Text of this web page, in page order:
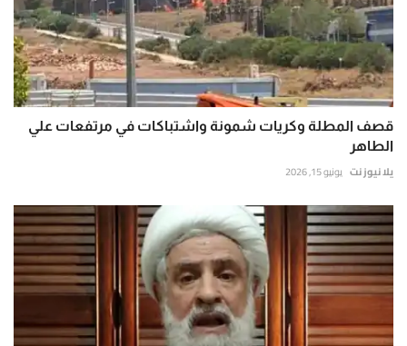
قصف المطلة وكريات شمونة واشتباكات في مرتفعات علي
الطاهر
يلا نيوز نت يونيو 15, 2026